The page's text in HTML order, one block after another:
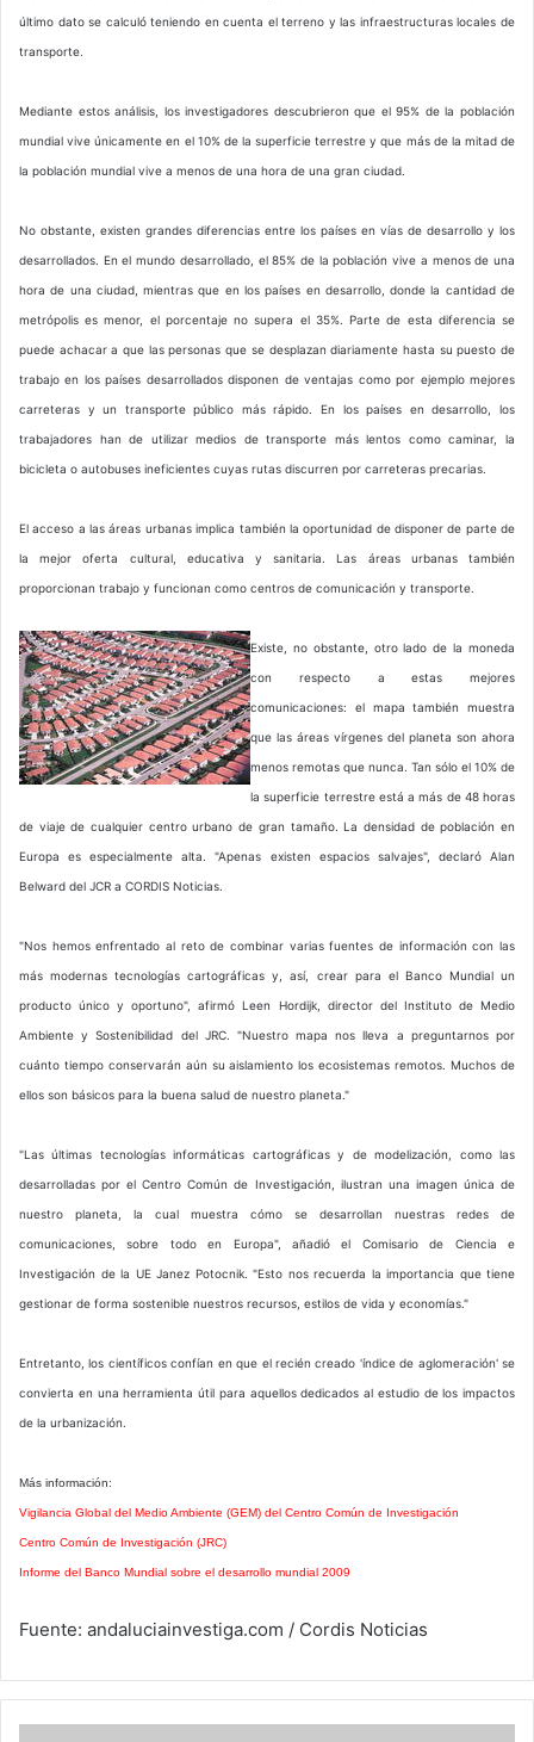
último dato se calculó teniendo en cuenta el terreno y las infraestructuras locales de
transporte.
Mediante estos análisis, los investigadores descubrieron que el 95% de la población
mundial vive únicamente en el 10% de la superficie terrestre y que más de la mitad de
la población mundial vive a menos de una hora de una gran ciudad.
No obstante, existen grandes diferencias entre los países en vías de desarrollo y los
desarrollados. En el mundo desarrollado, el 85% de la población vive a menos de una
hora de una ciudad, mientras que en los países en desarrollo, donde la cantidad de
metrópolis es menor, el porcentaje no supera el 35%. Parte de esta diferencia se
puede achacar a que las personas que se desplazan diariamente hasta su puesto de
trabajo en los países desarrollados disponen de ventajas como por ejemplo mejores
carreteras y un transporte público más rápido. En los países en desarrollo, los
trabajadores han de utilizar medios de transporte más lentos como caminar, la
bicicleta o autobuses ineficientes cuyas rutas discurren por carreteras precarias.
El acceso a las áreas urbanas implica también la oportunidad de disponer de parte de
la mejor oferta cultural, educativa y sanitaria. Las áreas urbanas también
proporcionan trabajo y funcionan como centros de comunicación y transporte.
Existe, no obstante, otro lado de la moneda
con respecto a estas mejores
comunicaciones: el mapa también muestra
que las áreas vírgenes del planeta son ahora
menos remotas que nunca. Tan sólo el 10% de
la superficie terrestre está a más de 48 horas
de viaje de cualquier centro urbano de gran tamaño. La densidad de población en
Europa es especialmente alta. "Apenas existen espacios salvajes", declaró Alan
Belward del JCR a CORDIS Noticias.
"Nos hemos enfrentado al reto de combinar varias fuentes de información con las
más modernas tecnologías cartográficas y, así, crear para el Banco Mundial un
producto único y oportuno", afirmó Leen Hordijk, director del Instituto de Medio
Ambiente y Sostenibilidad del JRC. "Nuestro mapa nos lleva a preguntarnos por
cuánto tiempo conservarán aún su aislamiento los ecosistemas remotos. Muchos de
ellos son básicos para la buena salud de nuestro planeta."
"Las últimas tecnologías informáticas cartográficas y de modelización, como las
desarrolladas por el Centro Común de Investigación, ilustran una imagen única de
nuestro planeta, la cual muestra cómo se desarrollan nuestras redes de
comunicaciones, sobre todo en Europa", añadió el Comisario de Ciencia e
Investigación de la UE Janez Potocnik. "Esto nos recuerda la importancia que tiene
gestionar de forma sostenible nuestros recursos, estilos de vida y economías."
Entretanto, los científicos confían en que el recién creado 'índice de aglomeración' se
convierta en una herramienta útil para aquellos dedicados al estudio de los impactos
de la urbanización.
Más información:
Vigilancia Global del Medio Ambiente (GEM) del Centro Común de Investigación
Centro Común de Investigación (JRC)
Informe del Banco Mundial sobre el desarrollo mundial 2009
Fuente: andaluciainvestiga.com / Cordis Noticias